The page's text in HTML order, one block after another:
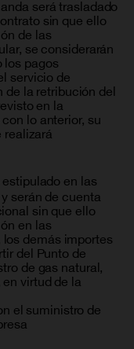
será trasladado
sin que ello
de las
se considerarán
pagos
servicio de
la retribución del
en la
lo anterior, su
en las
serán de cuenta
sin que ello
en las
demás importes
del Punto de
de gas natural,
virtud de la
el suministro de